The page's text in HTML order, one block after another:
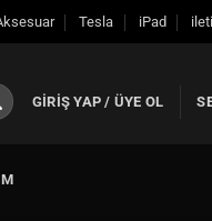
Tesla iPad
GIRIŞ YAP / ÜYE OL